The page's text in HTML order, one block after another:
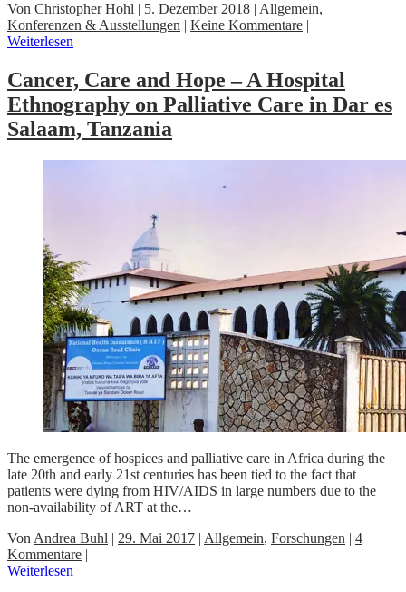
Von Christopher Hohl | 5. Dezember 2018 | Allgemein,
Konferenzen & Ausstellungen | Keine Kommentare |
Weiterlesen
Cancer, Care and Hope – A Hospital
Ethnography on Palliative Care in Dar es
Salaam, Tanzania
The emergence of hospices and palliative care in Africa during the
late 20th and early 21st centuries has been tied to the fact that
patients were dying from HIV/AIDS in large numbers due to the
non-availability of ART at the…
Von Andrea Buhl | 29. Mai 2017 | Allgemein, Forschungen | 4
Kommentare |
Weiterlesen